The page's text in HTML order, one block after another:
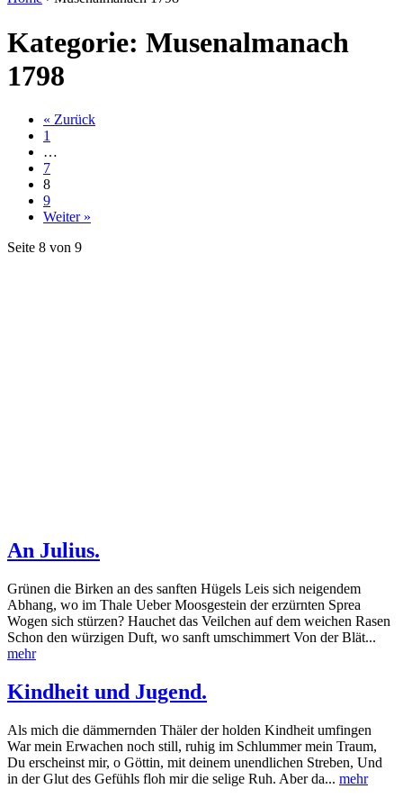
Kategorie: Musenalmanach
1798
« Zurück
1
…
7
8
9
Weiter »
Seite 8 von 9
An Julius.
Grünen die Birken an des sanften Hügels Leis sich neigendem
Abhang, wo im Thale Ueber Moosgestein der erzürnten Sprea
Wogen sich stürzen? Hauchet das Veilchen auf dem weichen Rasen
Schon den würzigen Duft, wo sanft umschimmert Von der Blät...
mehr
Kindheit und Jugend.
Als mich die dämmernden Thäler der holden Kindheit umfingen
War mein Erwachen noch still, ruhig im Schlummer mein Traum,
Du erscheinst mir, o Göttin, mit deinem unendlichen Streben, Und
in der Glut des Gefühls floh mir die selige Ruh. Aber da... mehr